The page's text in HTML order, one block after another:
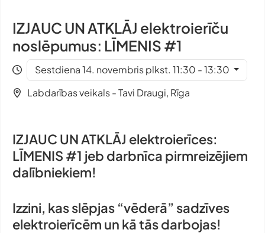
IZJAUC UN ATKLĀJ elektroierīču
noslēpumus: LĪMENIS #1
Sestdiena 14. novembris plkst. 11:30 - 13:30
Labdarības veikals - Tavi Draugi, Rīga
IZJAUC UN ATKLĀJ elektroierīces:
LĪMENIS #1 jeb darbnīca pirmreizējiem
dalībniekiem!
Izzini, kas slēpjas “vēderā” sadzīves
elektroierīcēm un kā tās darbojas!